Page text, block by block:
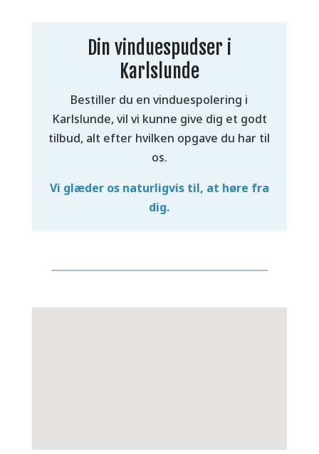
Din vinduespudser i
Karlslunde
Bestiller du en vinduespolering i
Karlslunde, vil vi kunne give dig et godt
tilbud, alt efter hvilken opgave du har til
os.
Vi glæder os naturligvis til, at høre fra
dig.